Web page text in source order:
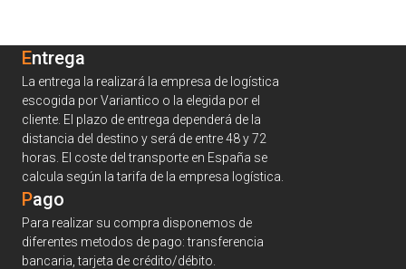
Entrega
La entrega la realizará la empresa de logística
escogida por Variantico o la elegida por el
cliente. El plazo de entrega dependerá de la
distancia del destino y será de entre 48 y 72
horas. El coste del transporte en España se
calcula según la tarifa de la empresa logística.
Pago
Para realizar su compra disponemos de
diferentes metodos de pago: transferencia
bancaria, tarjeta de crédito/débito.